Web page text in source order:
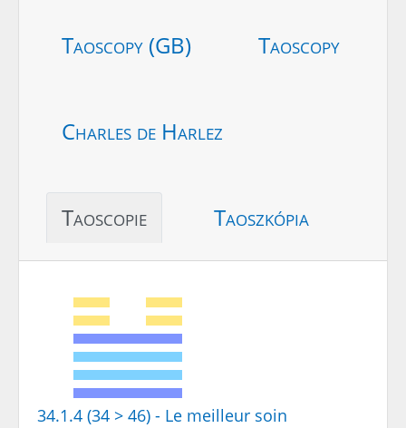
Taoscopy (GB) Taoscopy
Charles de Harlez
Taoscopie Taoszkópia
34.1.4 (34 > 46) - Le meilleur soin